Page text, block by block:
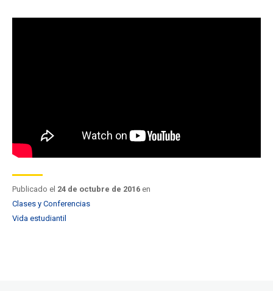
Publicado el 24 de octubre de 2016 en
Clases y Conferencias
Vida estudiantil